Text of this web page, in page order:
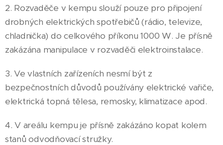
2. Rozvaděče v kempu slouží pouze pro připojení
drobných elektrických spotřebičů (rádio, televize,
chladnička) do celkového příkonu 1000 W. Je přísně
zakázána manipulace v rozvaděči elektroinstalace.
3. Ve vlastních zařízeních nesmí být z
bezpečnostních důvodů používány elektrické vařiče,
elektrická topná tělesa, remosky, klimatizace apod.
4. V areálu kempu je přísně zakázáno kopat kolem
stanů odvodňovací stružky.